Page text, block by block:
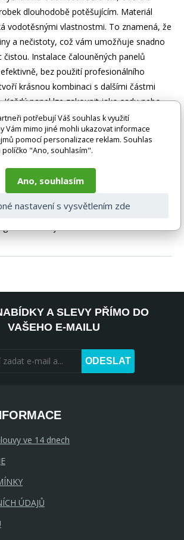
dlouhodobě potěšujícím. Materiál
vodotěsnými vlastnostmi. To znamená, že
a nečistoty, což vám umožňuje snadno
čistou. Instalace čalouněných panelů
bez použití profesionálního
krásnou kombinaci s dalšími částmi
Každý panel lze zakoupit jako sadu nebo
doplňků a dekorací (např. textilních
baterie, matrací atd.), nejsou tedy v ceně.
jinak. Většinou je zboží dodáváno v
dle charakteru zboží. Fotografie mohou
produktu nemusí odpovídat skutečnosti
a převodem do el. podoby. V
kontaktujte naše klientské centrum
A SLEVY PŘÍMO DO
VAŠEHO E-MAILU
ODESLAT
ve 14 dnech
ÚDAJŮ
potřebují Váš souhlas k využití
Vám mimo jiné mohli ukazovat informace
pomocí personalizace reklam. Souhlas
"Ano, souhlasím".
Ano, souhlasím
nastavení s vysvětlením zde